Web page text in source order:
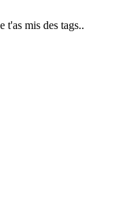
t'as mis des tags..